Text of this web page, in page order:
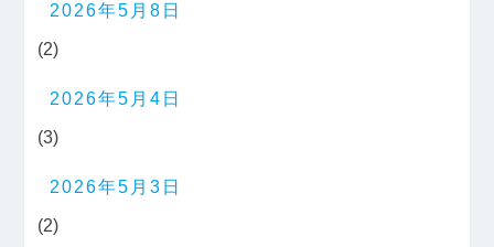
2026年5月8日
(2)
2026年5月4日
(3)
2026年5月3日
(2)